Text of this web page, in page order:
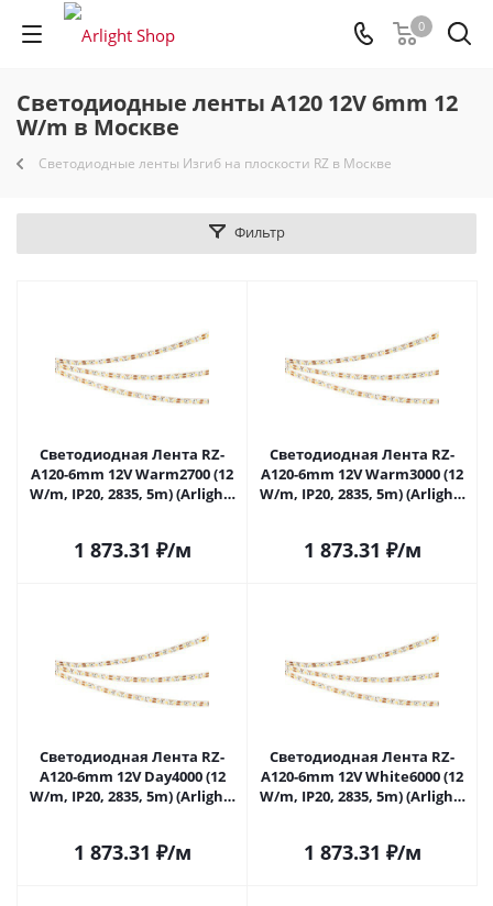
0
Светодиодные ленты A120 12V 6mm 12
W/m в Москве
Светодиодные ленты Изгиб на плоскости RZ в Москве
Фильтр
Светодиодная Лента RZ-
A120-6mm 12V Warm2700 (12
W/m, IP20, 2835, 5m) (Arlight,
1 873.31 ₽/м
Светодиодная Лента RZ-
A120-6mm 12V Warm3000 (12
W/m, IP20, 2835, 5m) (Arlight,
1 873.31 ₽/м
Светодиодная Лента RZ-
A120-6mm 12V Day4000 (12
W/m, IP20, 2835, 5m) (Arlight,
1 873.31 ₽/м
Светодиодная Лента RZ-
A120-6mm 12V White6000 (12
W/m, IP20, 2835, 5m) (Arlight,
1 873.31 ₽/м